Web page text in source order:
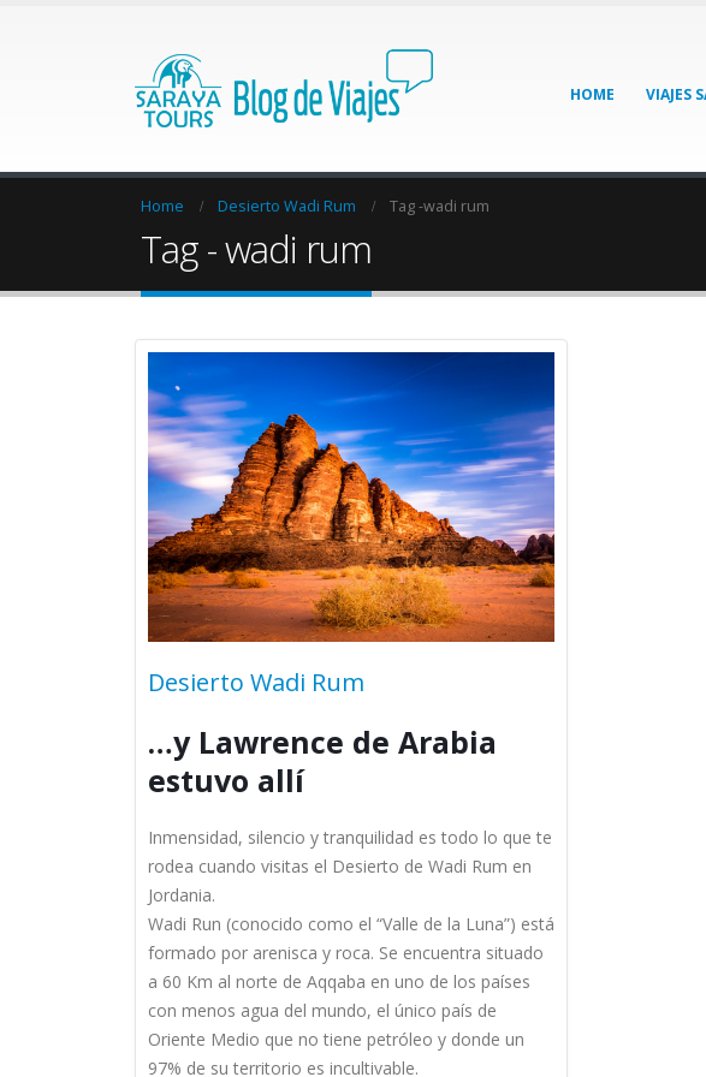
HOME VIAJES
Home Desierto Wadi Rum Tag -wadi rum
Tag - wadi rum
Desierto Wadi Rum
…y Lawrence de Arabia
estuvo allí
Inmensidad, silencio y tranquilidad es todo lo que te
rodea cuando visitas el Desierto de Wadi Rum en
Jordania.
Wadi Run (conocido como el “Valle de la Luna”) está
formado por arenisca y roca. Se encuentra situado
a 60 Km al norte de Aqqaba en uno de los países
con menos agua del mundo, el único país de
Oriente Medio que no tiene petróleo y donde un
97% de su territorio es incultivable.